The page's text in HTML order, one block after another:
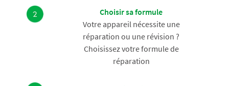
Choisir sa formule
Votre appareil nécessite une
réparation ou une révision ?
Choisissez votre formule de
réparation